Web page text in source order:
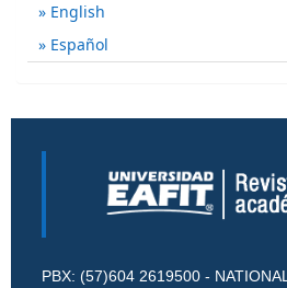
English
Español
PBX: (57)604 2619500 -